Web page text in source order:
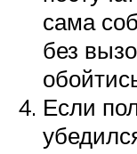
сама
без
Если